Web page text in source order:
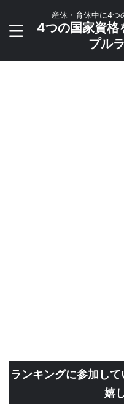
産休・育休中に4つ
4つの国家資格
プル
ランキングに参加し
嬉